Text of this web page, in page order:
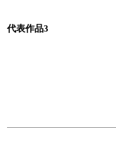
代表作品3